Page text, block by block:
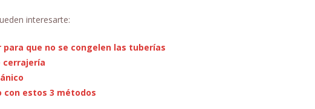
interesarte:
que no se congelen las tuberías
cerrajería
con estos 3 métodos